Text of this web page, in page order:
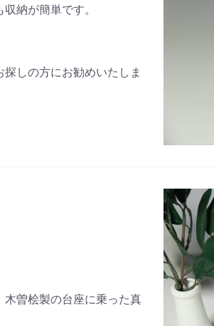
納が簡単です。
しの方にお勧めいたしま
曽桧製の台座に乗った真